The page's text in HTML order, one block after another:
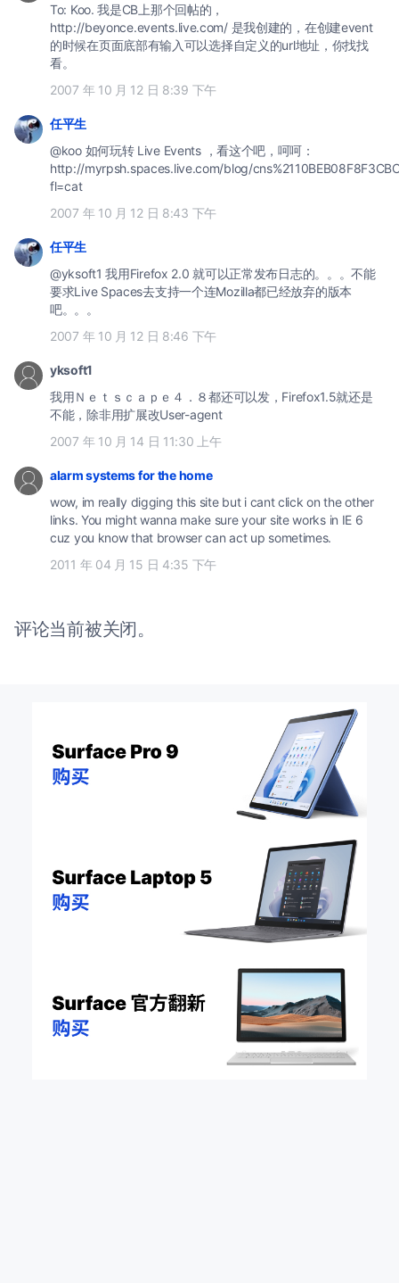
To: Koo. 我是CB上那个回帖的，
http://beyonce.events.live.com/ 是我创建的，在创建event
的时候在页面底部有输入可以选择自定义的url地址，你找找
看。
2007 年 10 月 12 日 8:39 下午
任平生
@koo 如何玩转 Live Events ，看这个吧，呵呵：
http://myrpsh.spaces.live.com/blog/
fl=cat
2007 年 10 月 12 日 8:43 下午
任平生
@yksoft1 我用Firefox 2.0 就可以正常发布日志的。。。不能
要求Live Spaces去支持一个连Mozilla都已经放弃的版本
吧。。。
2007 年 10 月 12 日 8:46 下午
yksoft1
我用Ｎｅｔｓｃａｐｅ４．８都还可以发，Firefox1.5就还是
不能，除非用扩展改User-agent
2007 年 10 月 14 日 11:30 上午
alarm systems for the home
wow, im really digging this site but i cant click on the other
links. You might wanna make sure your site works in IE 6
cuz you know that browser can act up sometimes.
2011 年 04 月 15 日 4:35 下午
评论当前被关闭。